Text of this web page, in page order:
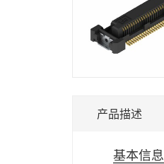
产品描述
基本信息